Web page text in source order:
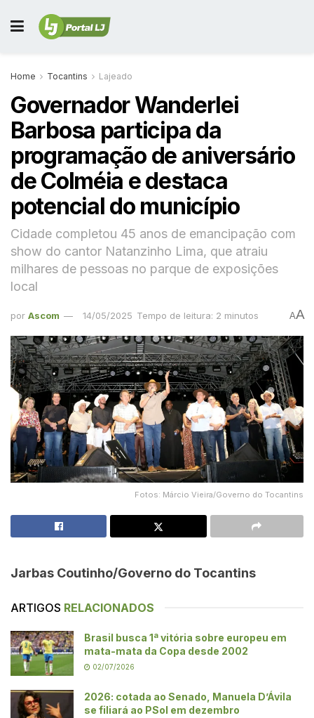
Home Tocantins Lajeado
Governador Wanderlei
Barbosa participa da
programação de aniversário
de Colméia e destaca
potencial do município
Cidade completou 45 anos de emancipação com
show do cantor Natanzinho Lima, que atraiu
milhares de pessoas no parque de exposições
local
por Ascom 14/05/2025 Tempo de leitura: 2 minutos AA
Fotos: Márcio Vieira/Governo do Tocantins
Jarbas Coutinho/Governo do Tocantins
ARTIGOS RELACIONADOS
Brasil busca 1ª vitória sobre europeu em
mata-mata da Copa desde 2002
02/07/2026
2026: cotada ao Senado, Manuela D’Ávila
se filiará ao PSol em dezembro